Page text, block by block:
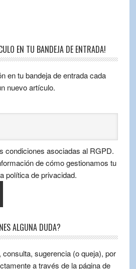
EN TU BANDEJA DE ENTRADA!
en tu bandeja de entrada cada
nuevo artículo.
condiciones asociadas al RGPD.
de cómo gestionamos tu
política de privacidad.
ALGUNA DUDA?
consulta, sugerencia (o queja), por
a través de la página de